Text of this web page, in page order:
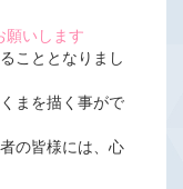
願いします
こととなりまし
まを描く事がで
の皆様には、心